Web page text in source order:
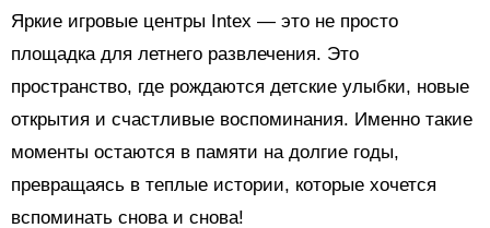
Яркие игровые центры Intex — это не просто
площадка для летнего развлечения. Это
пространство, где рождаются детские улыбки, новые
открытия и счастливые воспоминания. Именно такие
моменты остаются в памяти на долгие годы,
превращаясь в теплые истории, которые хочется
вспоминать снова и снова!